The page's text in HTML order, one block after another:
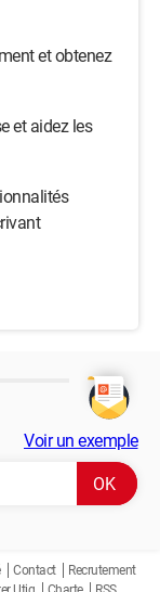
et obtenez
et aidez les
Voir un exemple
Contact
Recrutement